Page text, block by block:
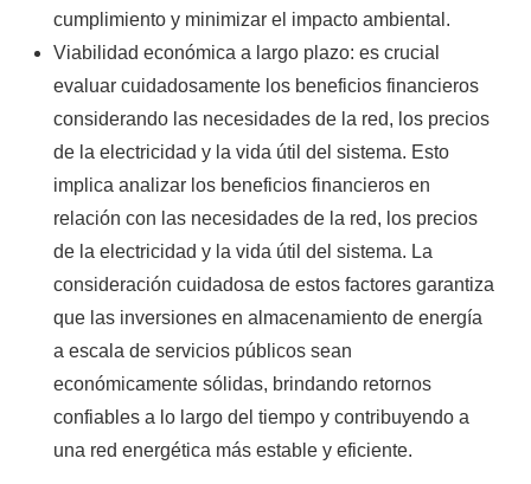
cumplimiento y minimizar el impacto ambiental.
Viabilidad económica a largo plazo: es crucial
evaluar cuidadosamente los beneficios financieros
considerando las necesidades de la red, los precios
de la electricidad y la vida útil del sistema. Esto
implica analizar los beneficios financieros en
relación con las necesidades de la red, los precios
de la electricidad y la vida útil del sistema. La
consideración cuidadosa de estos factores garantiza
que las inversiones en almacenamiento de energía
a escala de servicios públicos sean
económicamente sólidas, brindando retornos
confiables a lo largo del tiempo y contribuyendo a
una red energética más estable y eficiente.